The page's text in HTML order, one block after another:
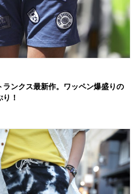
ランクス最新作。ワッペン爆盛りの
！